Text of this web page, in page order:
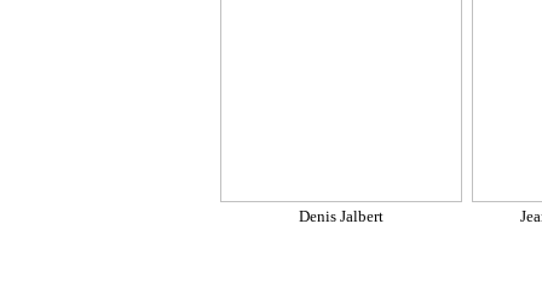
Denis Jalbert